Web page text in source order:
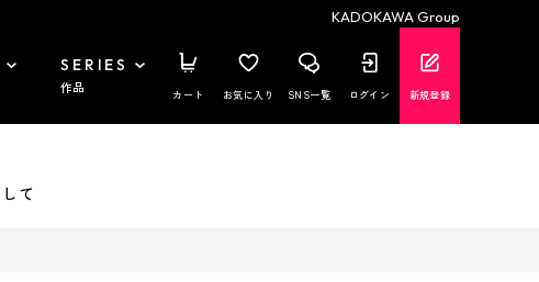
KADOKAWA Group
SERIES
作品 カート お気に入り SNS一覧 ログイン 新規登録
て